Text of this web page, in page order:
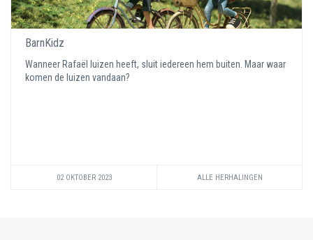
BarnKidz
Wanneer Rafaël luizen heeft, sluit iedereen hem buiten. Maar waar
komen de luizen vandaan?
02 OKTOBER 2023 ALLE HERHALINGEN